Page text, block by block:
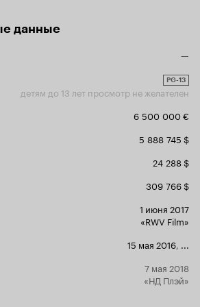
фильма это удалось.
полосы часто
и никогда не
данные
—
PG-13
детям до 13 лет просмотр не желателен
6 500 000 €
5 888 745 $
24 288 $
309 766 $
1 июня 2017
«RWV Film»
15 мая 2016
7 мая 2018
«НД Плэй»